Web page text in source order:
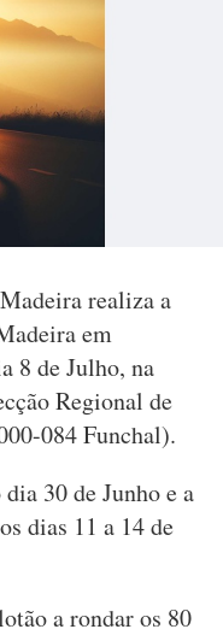
realiza a
em
8 de Julho, na
Regional de
084 Funchal).
30 de Junho e a
dias 11 a 14 de
a rondar os 80